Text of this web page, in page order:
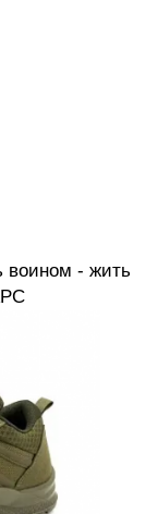
воином - жить